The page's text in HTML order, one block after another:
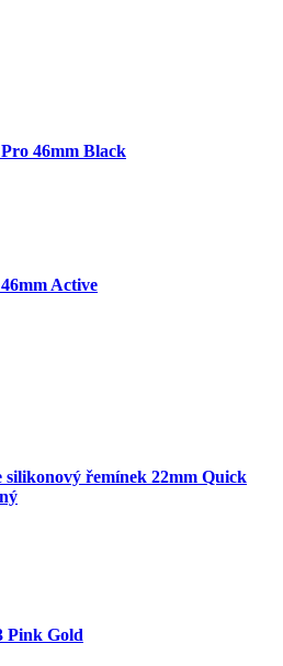
46mm Black
Active
řemínek 22mm Quick
Pink Gold